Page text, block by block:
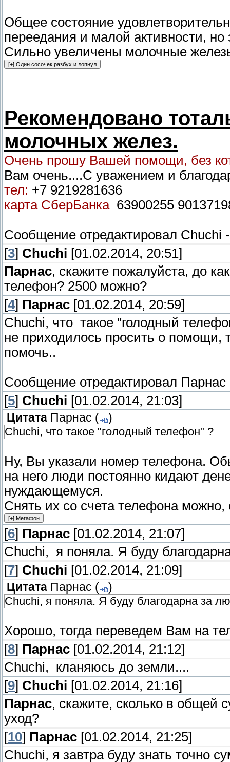
Общее состояние
переедания и малой активности,
Сильно увеличены молочные
Рекомендовано
молочных желез.
Очень прошу Вашей помощи, без
Вам очень....С уважением и
тел: +7 9219281636
карта СберБанка63900255
Сообщение отредактировал Chuchi
[3] Chuchi [01.02.2014, 20:51]
Парнас, скажите пожалуйста, до
телефон? 2500 можно?
[4] Парнас [01.02.2014, 20:59]
Chuchi, что такое "голодный
не приходилось просить о помощи,
помочь..
Сообщение отредактировал Парнас
[5] Chuchi [01.02.2014, 21:03]
Цитата Парнас (
)
Chuchi, что такое "голодный телефон" ?
Ну, Вы указали номер телефона.
на него люди постоянно кидают
нуждающемуся.
Снять их со счета телефона
[6] Парнас [01.02.2014, 21:07]
Chuchi, я поняла. Я буду
[7] Chuchi [01.02.2014, 21:09]
Цитата Парнас (
)
Chuchi, я поняла. Я буду благодарна за
Хорошо, тогда переведем Вам на
[8] Парнас [01.02.2014, 21:12]
Chuchi, кланяюсь до земли....
[9] Chuchi [01.02.2014, 21:16]
Парнас, скажите, сколько в общей
уход?
[10] Парнас [01.02.2014, 21:25]
Chuchi, я завтра буду знать точно